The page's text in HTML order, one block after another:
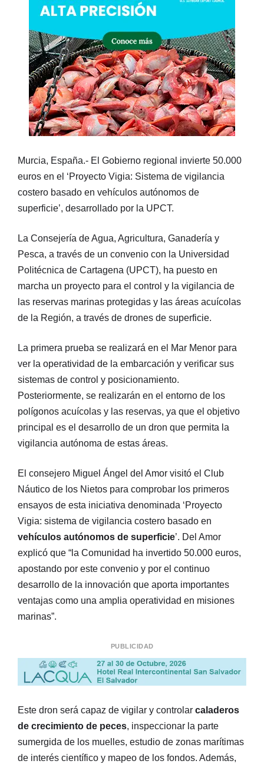
Murcia, España.- El Gobierno regional invierte 50.000
euros en el ‘Proyecto Vigia: Sistema de vigilancia
costero basado en vehículos autónomos de
superficie’, desarrollado por la UPCT.
La Consejería de Agua, Agricultura, Ganadería y
Pesca, a través de un convenio con la Universidad
Politécnica de Cartagena (UPCT), ha puesto en
marcha un proyecto para el control y la vigilancia de
las reservas marinas protegidas y las áreas acuícolas
de la Región, a través de drones de superficie.
La primera prueba se realizará en el Mar Menor para
ver la operatividad de la embarcación y verificar sus
sistemas de control y posicionamiento.
Posteriormente, se realizarán en el entorno de los
polígonos acuícolas y las reservas, ya que el objetivo
principal es el desarrollo de un dron que permita la
vigilancia autónoma de estas áreas.
El consejero Miguel Ángel del Amor visitó el Club
Náutico de los Nietos para comprobar los primeros
ensayos de esta iniciativa denominada ‘Proyecto
Vigia: sistema de vigilancia costero basado en
vehículos autónomos de superficie’. Del Amor
explicó que “la Comunidad ha invertido 50.000 euros,
apostando por este convenio y por el continuo
desarrollo de la innovación que aporta importantes
ventajas como una amplia operatividad en misiones
marinas”.
PUBLICIDAD
Este dron será capaz de vigilar y controlar caladeros
de crecimiento de peces, inspeccionar la parte
sumergida de los muelles, estudio de zonas marítimas
de interés científico y mapeo de los fondos. Además,